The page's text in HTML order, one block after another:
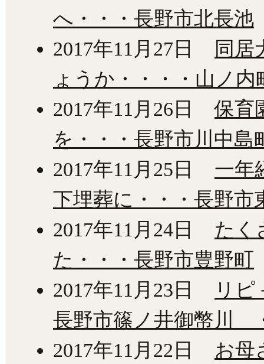
へ・・・長野市北長池
2017年11月27日
同居
ょうか・・・・山ノ内
2017年11月26日
保育
を・・・長野市川中島
2017年11月25日
一年
下埋葬に・・・長野
2017年11月24日
たく
た・・・長野市豊野町
2017年11月23日
リ
長野市篠ノ井御幣川
2017年11月22日
お母